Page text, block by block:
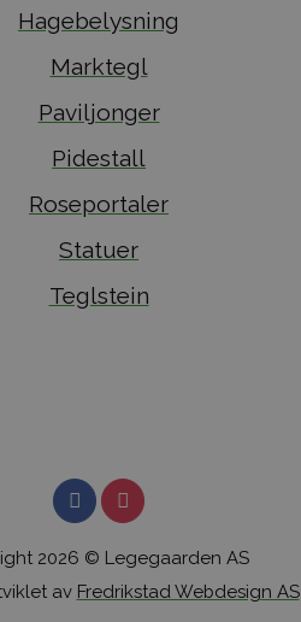
Hagebelysning
Marktegl
Paviljonger
Pidestall
Roseportaler
Statuer
Teglstein
2026 © Legegaarden AS
av Fredrikstad Webdesign AS